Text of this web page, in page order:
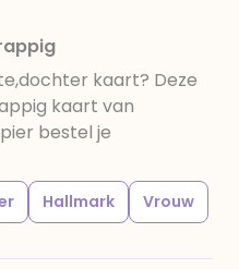
kaart? Deze
kaart van
bestel je
Hallmark Vrouw